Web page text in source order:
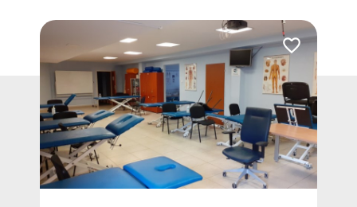
Dodaj do ulubionych Dodaj do